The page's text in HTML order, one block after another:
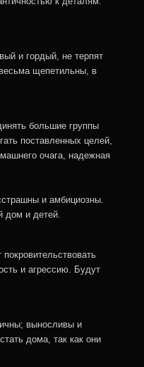
и гордый, не терпят
щепетильны, в
большие группы
поставленных целей,
очага, надежная
и амбициозны.
дом и детей.
и агрессию. Будут
выносливы и
дома, так как они